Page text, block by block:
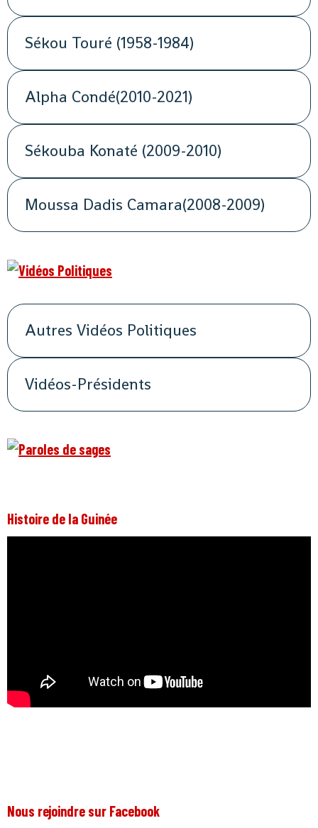
Sékou Touré (1958-1984)
Alpha Condé(2010-2021)
Sékouba Konaté (2009-2010)
Moussa Dadis Camara(2008-2009)
Autres Vidéos Politiques
Vidéos-Présidents
Histoire de la Guinée
Nous rejoindre sur Facebook